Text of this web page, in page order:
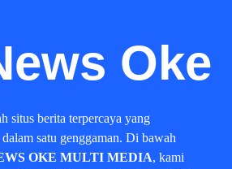
Oke
situs berita terpercaya yang
satu genggaman. Di bawah
OKE MULTI MEDIA, kami